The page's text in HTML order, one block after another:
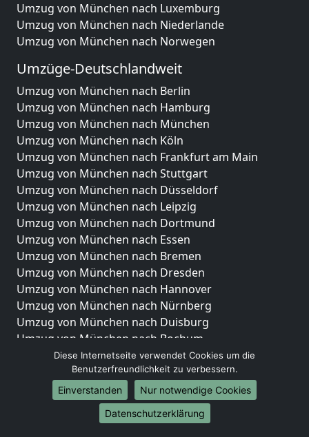
Umzug von München nach Luxemburg
Umzug von München nach Niederlande
Umzug von München nach Norwegen
Umzüge-Deutschlandweit
Umzug von München nach Berlin
Umzug von München nach Hamburg
Umzug von München nach München
Umzug von München nach Köln
Umzug von München nach Frankfurt am Main
Umzug von München nach Stuttgart
Umzug von München nach Düsseldorf
Umzug von München nach Leipzig
Umzug von München nach Dortmund
Umzug von München nach Essen
Umzug von München nach Bremen
Umzug von München nach Dresden
Umzug von München nach Hannover
Umzug von München nach Nürnberg
Umzug von München nach Duisburg
Umzug von München nach Bochum
Umzug von München nach Wuppertal
Umzug von München nach Bielefeld
Umzug von München nach Bonn
Umzug von München nach Münster
Diese Internetseite verwendet Cookies um die
Benutzerfreundlichkeit zu verbessern.
Einverstanden
Nur notwendige Cookies
Datenschutzerklärung